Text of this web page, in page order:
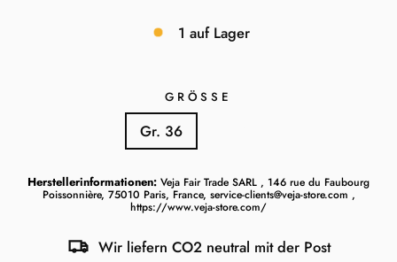
1 auf Lager
GRÖSSE
Gr. 36
Herstellerinformationen: Veja Fair Trade SARL , 146 rue du Faubourg
Poissonnière, 75010 Paris, France, service-clients@veja-store.com ,
https://www.veja-store.com/
Wir liefern CO2 neutral mit der Post